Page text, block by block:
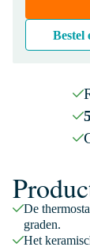
Bestel
De
graden.
Het